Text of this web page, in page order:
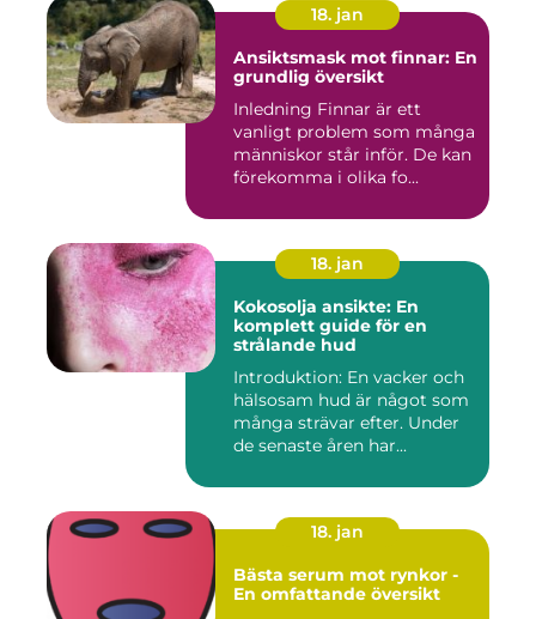
18. jan
Ansiktsmask mot finnar: En
grundlig översikt
Inledning Finnar är ett
vanligt problem som många
människor står inför. De kan
förekomma i olika fo...
18. jan
Kokosolja ansikte: En
komplett guide för en
strålande hud
Introduktion: En vacker och
hälsosam hud är något som
många strävar efter. Under
de senaste åren har...
18. jan
Bästa serum mot rynkor -
En omfattande översikt